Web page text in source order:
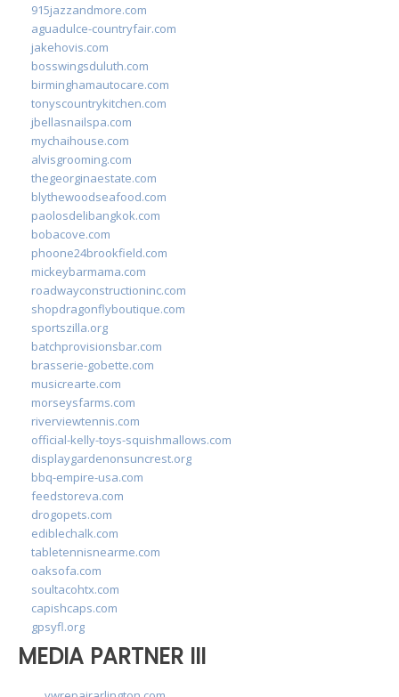
915jazzandmore.com
aguadulce-countryfair.com
jakehovis.com
bosswingsduluth.com
birminghamautocare.com
tonyscountrykitchen.com
jbellasnailspa.com
mychaihouse.com
alvisgrooming.com
thegeorginaestate.com
blythewoodseafood.com
paolosdelibangkok.com
bobacove.com
phoone24brookfield.com
mickeybarmama.com
roadwayconstructioninc.com
shopdragonflyboutique.com
sportszilla.org
batchprovisionsbar.com
brasserie-gobette.com
musicrearte.com
morseysfarms.com
riverviewtennis.com
official-kelly-toys-squishmallows.com
displaygardenonsuncrest.org
bbq-empire-usa.com
feedstoreva.com
drogopets.com
ediblechalk.com
tabletennisnearme.com
oaksofa.com
soultacohtx.com
capishcaps.com
gpsyfl.org
MEDIA PARTNER III